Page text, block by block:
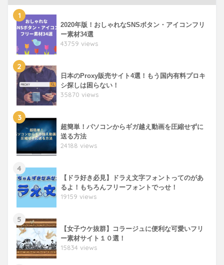
1
2020年版！おしゃれなSNSボタン・アイコンフリ
ー素材34選
43759 views
2
日本のProxy販売サイト4選！もう国内有料プロキ
シ探しは困らない！
35870 views
3
超簡単！パソコンからギガ越え動画を圧縮せずに
送る方法
24188 views
4
【ドラ好き必見】ドラえ文字フォントってのがあ
るよ！もちろんフリーフォントでっせ！
19159 views
5
【女子ウケ抜群】コラージュに便利な可愛いフリ
ー素材サイト１０選！
15834 views